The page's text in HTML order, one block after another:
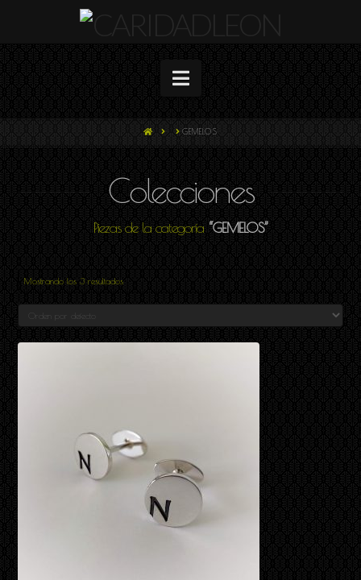
Navigation
HOME GEMELOS
Colecciones
Piezas de la categoría “GEMELOS”
Mostrando los 3 resultados